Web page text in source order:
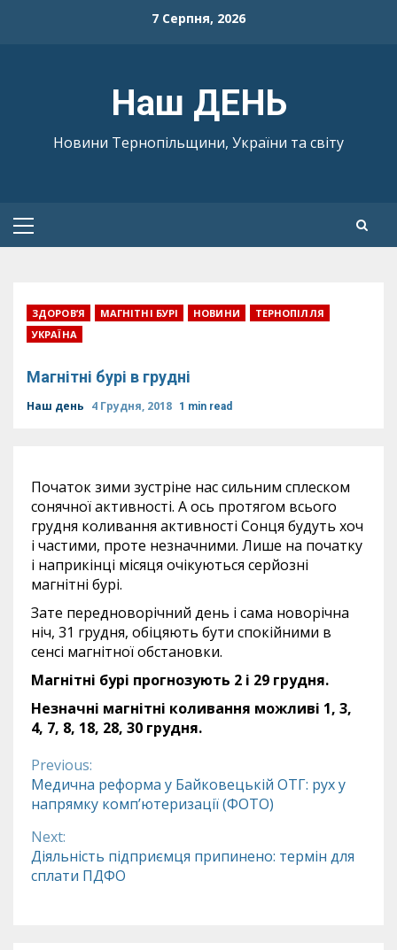
7 Серпня, 2026
Наш ДЕНЬ
Новини Тернопільщини, України та світу
Primary
ЗДОРОВ’Я МАГНІТНІ БУРІ НОВИНИ
ТЕРНОПІЛЛЯ
УКРАЇНА
Магнітні бурі в грудні
Наш день 4 Грудня, 2018 1 min read
Початок зими зустріне нас сильним сплеском
сонячної активності. А ось протягом всього
грудня коливання активності Сонця будуть хоч
і частими, проте незначними. Лише на початку
і наприкінці місяця очікуються серйозні
магнітні бурі.
Зате передноворічний день і сама новорічна
ніч, 31 грудня, обіцяють бути спокійними в
сенсі магнітної обстановки.
Магнітні бурі прогнозують 2 і 29 грудня.
Незначні магнітні коливання можливі 1, 3,
4, 7, 8, 18, 28, 30 грудня.
Continue
Reading
Previous:
Медична реформа у Байковецькій ОТГ: рух у
напрямку комп’ютеризації (ФОТО)
Next:
Діяльність підприємця припинено: термін для
сплати ПДФО